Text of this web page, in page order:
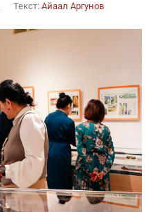
Текст: Айаал Аргунов